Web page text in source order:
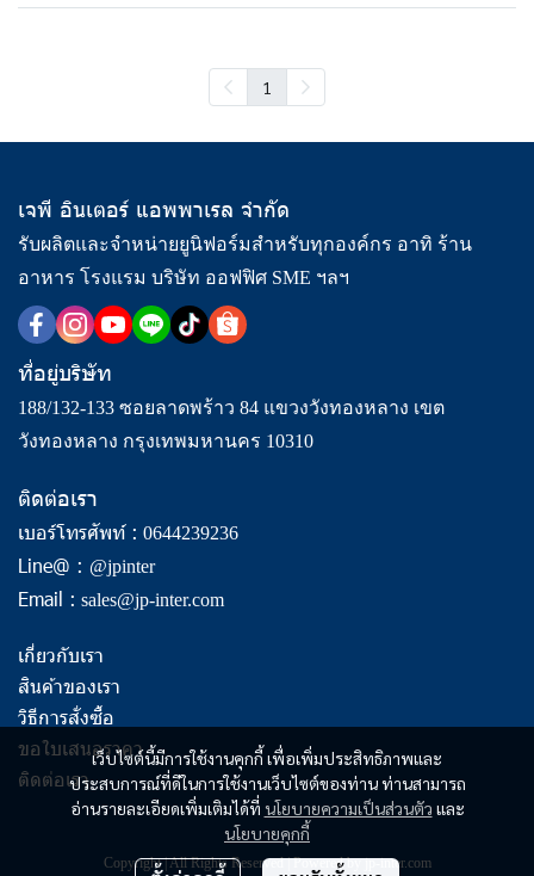
1
เว็บไซต์นี้มีการใช้งานคุกกี้ เพื่อเพิ่มประสิทธิภาพและ
ประสบการณ์ที่ดีในการใช้งานเว็บไซต์ของท่าน ท่านสามารถ
อ่านรายละเอียดเพิ่มเติมได้ที่ นโยบายความเป็นส่วนตัว และ
นโยบายคุกกี้
เจพี อินเตอร์ แอพพาเรล จำกัด
รับผลิตและจำหน่ายยูนิฟอร์มสำหรับทุกองค์กร อาทิ ร้าน
อาหาร โรงแรม บริษัท ออฟฟิศ SME ฯลฯ
ที่อยู่บริษัท
188/132-133 ซอยลาดพร้าว 84 แขวงวังทองหลาง เขต
วังทองหลาง กรุงเทพมหานคร 10310
ติดต่อเรา
เบอร์โทรศัพท์ : 0644239236
Line@ : @jpinter
Email : sales@jp-inter.com
เกี่ยวกับเรา
สินค้าของเรา
วิธีการสั่งซื้อ
ขอใบเสนอราคา
ติดต่อเรา
Copyright | All Rights Reserved | Powered by jp-inter.com